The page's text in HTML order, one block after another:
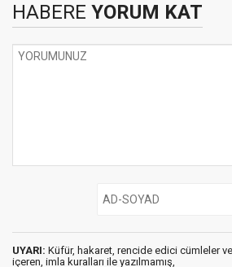
HABERE YORUM KAT
UYARI: Küfür, hakaret, rencide edici cümleler
içeren, imla kuralları ile yazılmamış,